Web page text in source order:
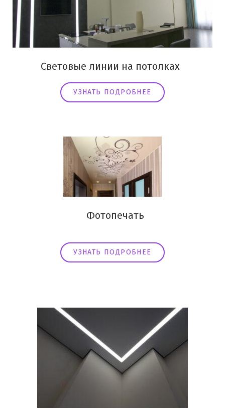
Световые линии на потолках
УЗНАТЬ ПОДРОБНЕЕ
Фотопечать
УЗНАТЬ ПОДРОБНЕЕ